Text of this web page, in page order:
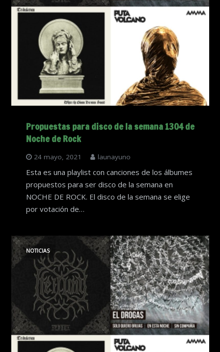
Propuestas para disco de la semana 1304 de
Noche de Rock
24 mayo, 2021 launayuno
Esta es una playlist con canciones de los álbumes
propuestos para ser disco de la semana en
NOCHE DE ROCK. El disco de la semana se elige
por votación de…
NOTICIAS